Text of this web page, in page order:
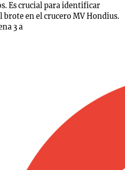
Es crucial para identificar
brote en el crucero MV Hondius.
3 a